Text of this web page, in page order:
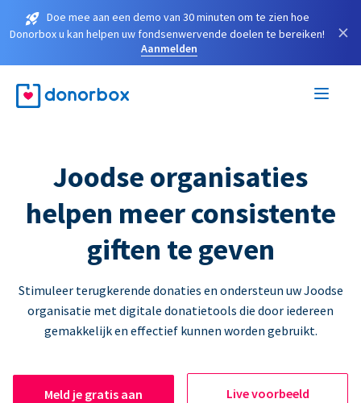
Doe mee aan een demo van 30 minuten om te zien hoe
Donorbox u kan helpen uw fondsenwervende doelen te bereiken!
Aanmelden
×
Joodse organisaties
helpen meer consistente
giften te geven
Stimuleer terugkerende donaties en ondersteun uw Joodse
organisatie met digitale donatietools die door iedereen
gemakkelijk en effectief kunnen worden gebruikt.
Meld je gratis aan Live voorbeeld